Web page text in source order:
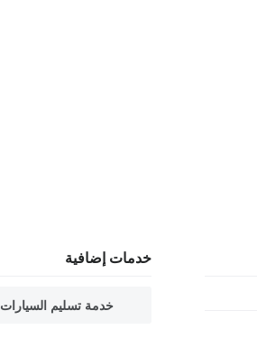
خدمات إضافية
خدمة تسليم السيارات